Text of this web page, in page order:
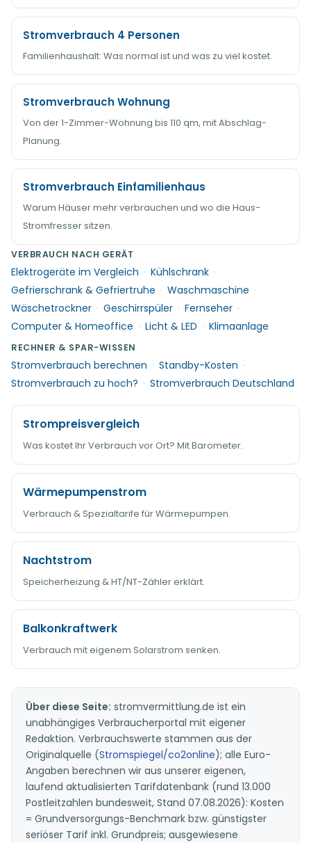
Stromverbrauch 4 Personen
Familienhaushalt: Was normal ist und was zu viel kostet.
Stromverbrauch Wohnung
Von der 1-Zimmer-Wohnung bis 110 qm, mit Abschlag-
Planung.
Stromverbrauch Einfamilienhaus
Warum Häuser mehr verbrauchen und wo die Haus-
Stromfresser sitzen.
VERBRAUCH NACH GERÄT
Elektrogeräte im Vergleich · Kühlschrank ·
Gefrierschrank & Gefriertruhe · Waschmaschine ·
Wäschetrockner · Geschirrspüler · Fernseher ·
Computer & Homeoffice · Licht & LED · Klimaanlage
RECHNER & SPAR-WISSEN
Stromverbrauch berechnen · Standby-Kosten ·
Stromverbrauch zu hoch? · Stromverbrauch Deutschland
Strompreisvergleich
Was kostet Ihr Verbrauch vor Ort? Mit Barometer.
Wärmepumpenstrom
Verbrauch & Spezialtarife für Wärmepumpen.
Nachtstrom
Speicherheizung & HT/NT-Zähler erklärt.
Balkonkraftwerk
Verbrauch mit eigenem Solarstrom senken.
Über diese Seite: stromvermittlung.de ist ein
unabhängiges Verbraucherportal mit eigener
Redaktion. Verbrauchswerte stammen aus der
Originalquelle (Stromspiegel/co2online); alle Euro-
Angaben berechnen wir aus unserer eigenen,
laufend aktualisierten Tarifdatenbank (rund 13.000
Postleitzahlen bundesweit, Stand 07.08.2026): Kosten
= Grundversorgungs-Benchmark bzw. günstigster
seriöser Tarif inkl. Grundpreis; ausgewiesene